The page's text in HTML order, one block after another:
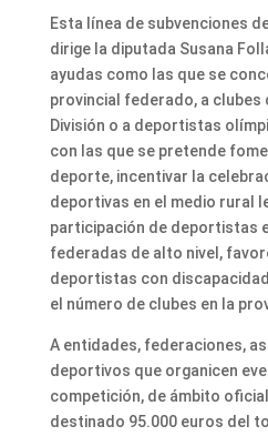
Esta línea de subvenciones
dirige la diputada Susana
ayudas como las que se
provincial federado, a
División o a deportistas
con las que se pretende
deporte, incentivar la
deportivas en el medio rural
participación de deportistas
federadas de alto nivel,
deportistas con
el número de clubes en la
A entidades, federaciones,
deportivos que organicen
competición, de ámbito
destinado 95.000 euros del